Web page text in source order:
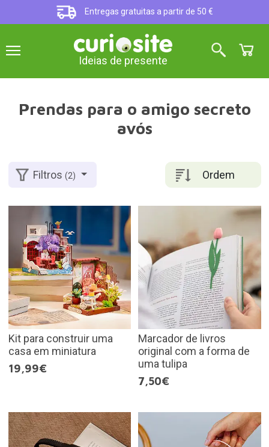
Entregas gratuitas a partir de 50 €
Ideias de presente
Prendas para o amigo secreto
avós
Ordem
Filtros(2)
Kit para construir uma
casa em miniatura
19,99€
Marcador de livros
original com a forma de
uma tulipa
7,50€